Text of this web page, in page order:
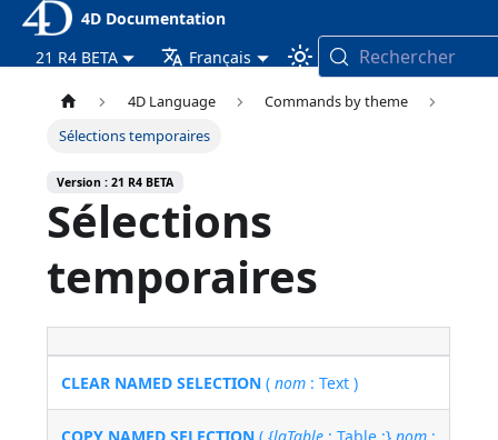
4D Documentation
21 R4 BETA
Français Rechercher
4D Language
Commands by theme
Sélections temporaires
Version : 21 R4 BETA
Sélections
temporaires
CLEAR NAMED SELECTION (nom : Text )